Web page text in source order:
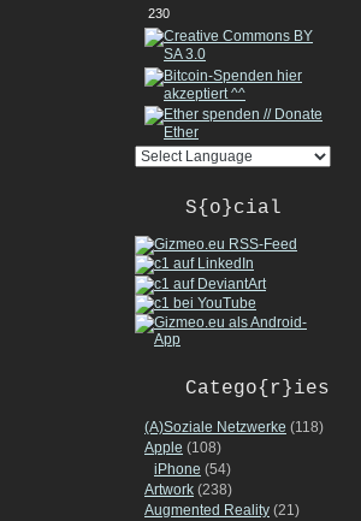
230
S{o}cial
Catego{r}ies
(A)Soziale Netzwerke (118)
Apple (108)
iPhone (54)
Artwork (238)
Augmented Reality (21)